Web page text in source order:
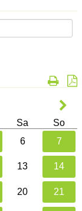
Sa
So
6 7
13 14
20 21